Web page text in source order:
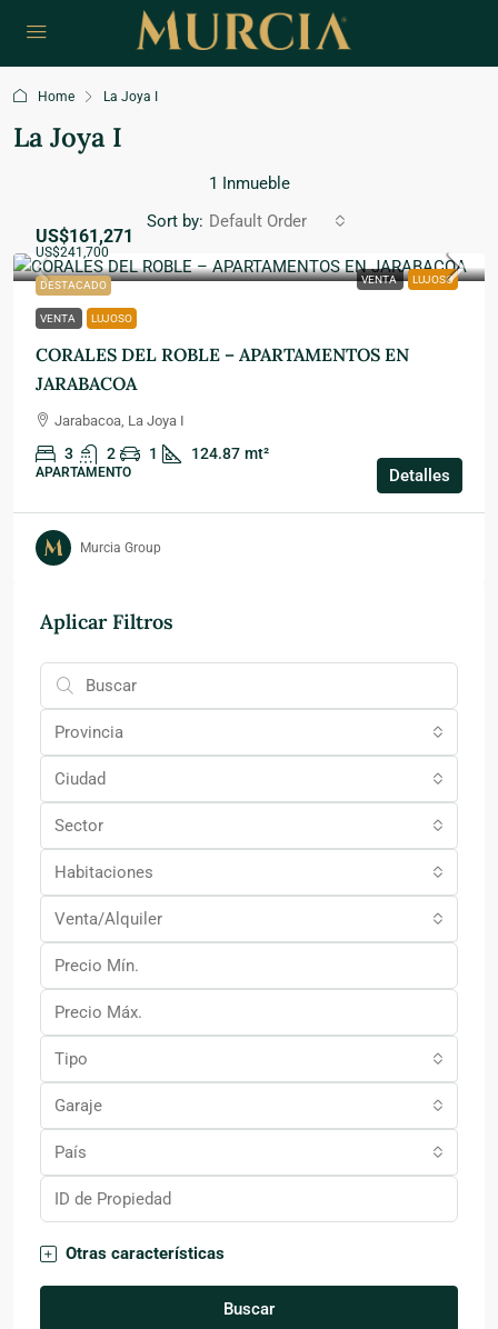
Home La Joya I
La Joya I
1 Inmueble
Sort by: Default Order
DESTACADO VENTA LUJOSO
US$161,271
US$241,700
VENTA LUJOSO
CORALES DEL ROBLE – APARTAMENTOS EN
JARABACOA
Jarabacoa, La Joya I
3 2 1 124.87 mt²
APARTAMENTO Detalles
Murcia Group
Aplicar Filtros
Provincia
Ciudad
Sector
Habitaciones
Venta/Alquiler
Tipo
Garaje
País
Otras características
Buscar